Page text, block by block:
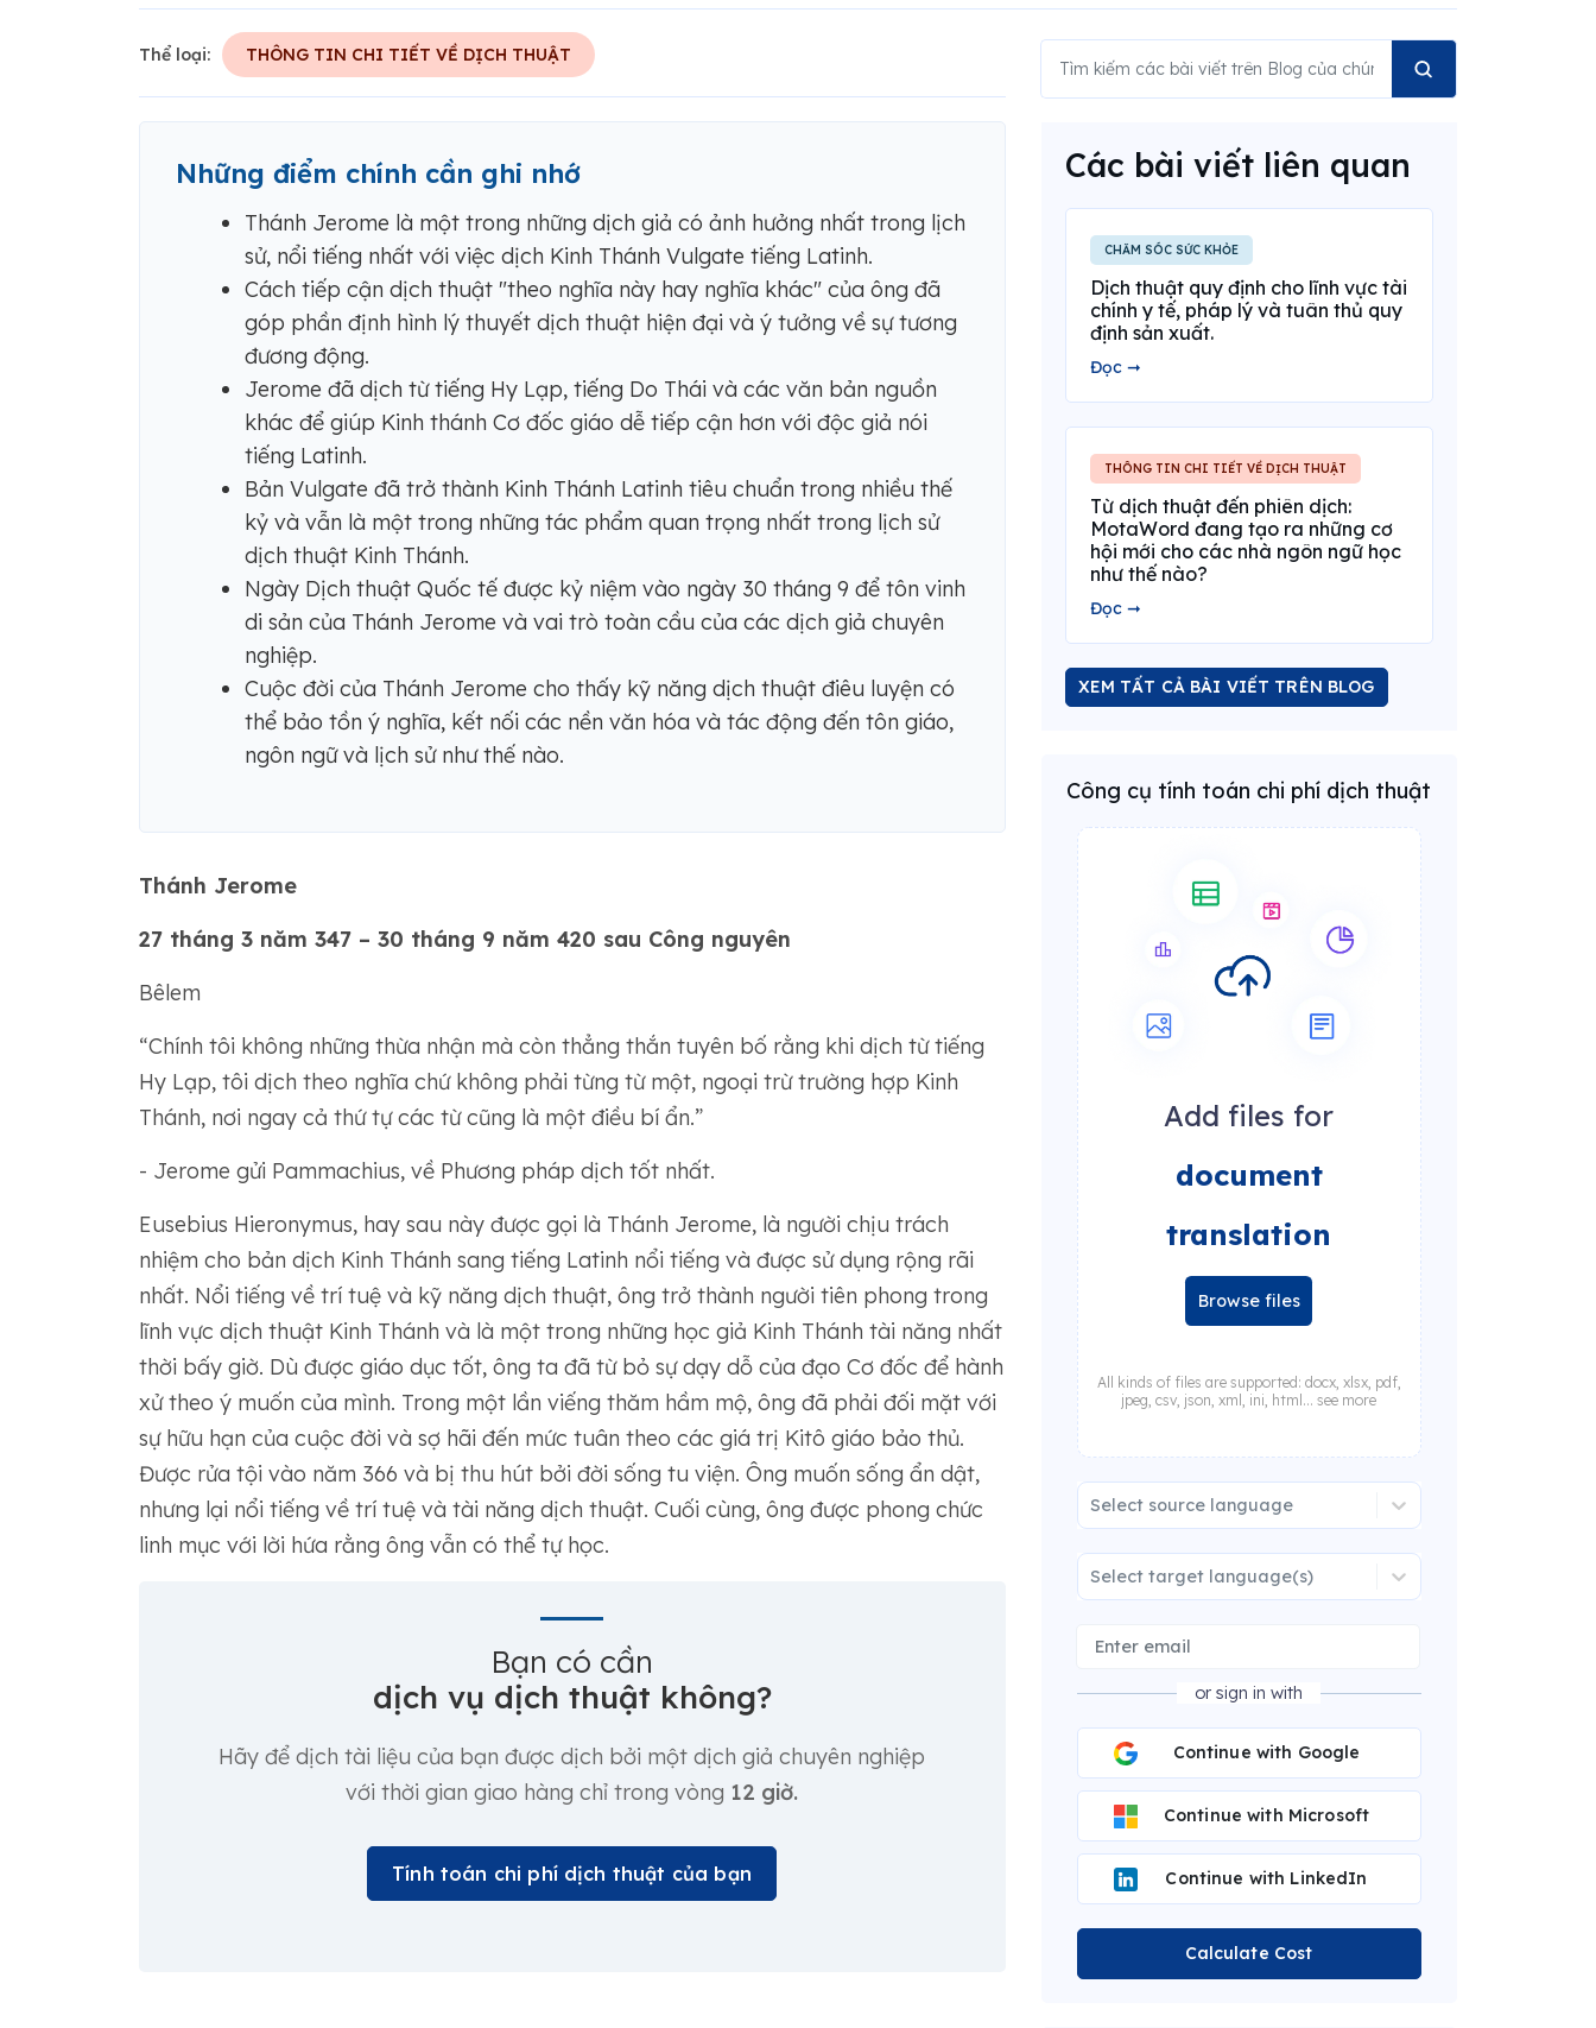
Thể loại: THÔNG TIN CHI TIẾT VỀ DỊCH THUẬT
Những điểm chính cần ghi nhớ
Thánh Jerome là một trong những dịch giả có ảnh hưởng nhất trong lịch
sử, nổi tiếng nhất với việc dịch Kinh Thánh Vulgate tiếng Latinh.
Cách tiếp cận dịch thuật "theo nghĩa này hay nghĩa khác" của ông đã
góp phần định hình lý thuyết dịch thuật hiện đại và ý tưởng về sự tương
đương động.
Jerome đã dịch từ tiếng Hy Lạp, tiếng Do Thái và các văn bản nguồn
khác để giúp Kinh thánh Cơ đốc giáo dễ tiếp cận hơn với độc giả nói
tiếng Latinh.
Bản Vulgate đã trở thành Kinh Thánh Latinh tiêu chuẩn trong nhiều thế
kỷ và vẫn là một trong những tác phẩm quan trọng nhất trong lịch sử
dịch thuật Kinh Thánh.
Ngày Dịch thuật Quốc tế được kỷ niệm vào ngày 30 tháng 9 để tôn vinh
di sản của Thánh Jerome và vai trò toàn cầu của các dịch giả chuyên
nghiệp.
Cuộc đời của Thánh Jerome cho thấy kỹ năng dịch thuật điêu luyện có
thể bảo tồn ý nghĩa, kết nối các nền văn hóa và tác động đến tôn giáo,
ngôn ngữ và lịch sử như thế nào.
Thánh Jerome
27 tháng 3 năm 347 – 30 tháng 9 năm 420 sau Công nguyên
Bêlem
“Chính tôi không những thừa nhận mà còn thẳng thắn tuyên bố rằng khi dịch từ tiếng
Hy Lạp, tôi dịch theo nghĩa chứ không phải từng từ một, ngoại trừ trường hợp Kinh
Thánh, nơi ngay cả thứ tự các từ cũng là một điều bí ẩn.”
- Jerome gửi Pammachius, về Phương pháp dịch tốt nhất.
Eusebius Hieronymus, hay sau này được gọi là Thánh Jerome, là người chịu trách
nhiệm cho bản dịch Kinh Thánh sang tiếng Latinh nổi tiếng và được sử dụng rộng rãi
nhất. Nổi tiếng về trí tuệ và kỹ năng dịch thuật, ông trở thành người tiên phong trong
lĩnh vực dịch thuật Kinh Thánh và là một trong những học giả Kinh Thánh tài năng nhất
thời bấy giờ. Dù được giáo dục tốt, ông ta đã từ bỏ sự dạy dỗ của đạo Cơ đốc để hành
xử theo ý muốn của mình. Trong một lần viếng thăm hầm mộ, ông đã phải đối mặt với
sự hữu hạn của cuộc đời và sợ hãi đến mức tuân theo các giá trị Kitô giáo bảo thủ.
Được rửa tội vào năm 366 và bị thu hút bởi đời sống tu viện. Ông muốn sống ẩn dật,
nhưng lại nổi tiếng về trí tuệ và tài năng dịch thuật. Cuối cùng, ông được phong chức
linh mục với lời hứa rằng ông vẫn có thể tự học.
Bạn có cần
dịch vụ dịch thuật không?
Hãy để dịch tài liệu của bạn được dịch bởi một dịch giả chuyên nghiệp
với thời gian giao hàng chỉ trong vòng 12 giờ.
Tính toán chi phí dịch thuật của bạn
Các bài viết liên quan
CHĂM SÓC SỨC KHỎE
Dịch thuật quy định cho lĩnh vực tài
chính y tế, pháp lý và tuân thủ quy
định sản xuất.
Đọc ➞
THÔNG TIN CHI TIẾT VỀ DỊCH THUẬT
Từ dịch thuật đến phiên dịch:
MotaWord đang tạo ra những cơ
hội mới cho các nhà ngôn ngữ học
như thế nào?
Đọc ➞
XEM TẤT CẢ BÀI VIẾT TRÊN BLOG
Công cụ tính toán chi phí dịch thuật
Add files for
document
translation
Browse files
All kinds of files are supported: docx, xlsx, pdf,
jpeg, csv, json, xml, ini, html... see more
Select source language
Select target language(s)
or sign in with
Continue with Google
Continue with Microsoft
Continue with LinkedIn
Calculate Cost